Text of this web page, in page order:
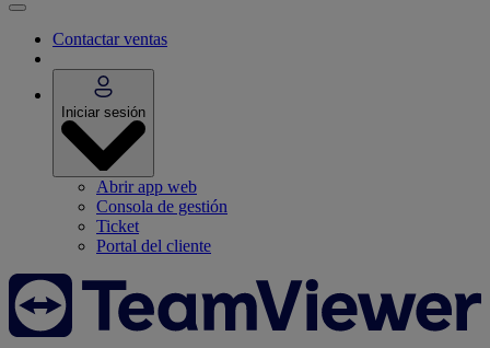
Contactar ventas
Iniciar sesión
Abrir app web
Consola de gestión
Ticket
Portal del cliente